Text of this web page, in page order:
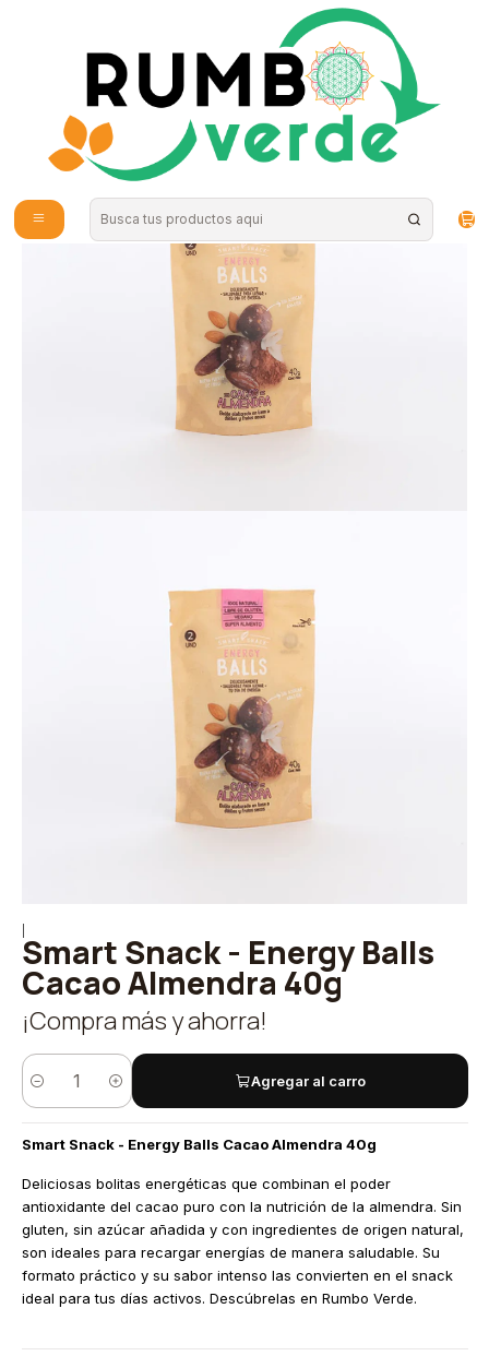
Envío gratis por compras sobre los 59.990 en la provincia de Santiago
Snacks Saludables
Smart Snack - Energy Balls Cacao Almendra 40g
Smart Snack - Energy Balls
Cacao Almendra 40g
¡Compra más y ahorra!
Cantidad
Agregar al carro
Smart Snack - Energy Balls Cacao Almendra 40g
Deliciosas bolitas energéticas que combinan el poder
antioxidante del cacao puro con la nutrición de la almendra. Sin
gluten, sin azúcar añadida y con ingredientes de origen natural,
son ideales para recargar energías de manera saludable. Su
formato práctico y su sabor intenso las convierten en el snack
ideal para tus días activos. Descúbrelas en Rumbo Verde.